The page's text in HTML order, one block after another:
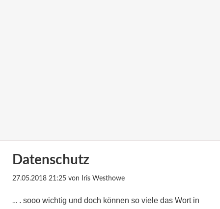
Datenschutz
27.05.2018 21:25von Iris Westhowe
… . sooo wichtig und doch können so viele das Wort in